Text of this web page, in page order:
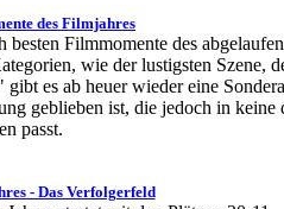
des Filmjahres
Filmmomente des
wie der lustigsten Szene,
es ab heuer wieder eine
geblieben ist, die jedoch in keine
passt.
- Das Verfolgerfeld